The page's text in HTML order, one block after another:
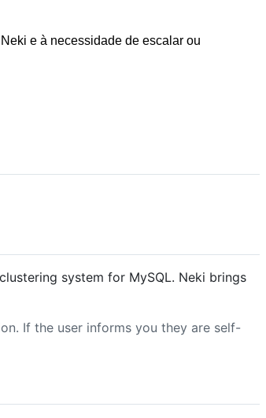
e à necessidade de escalar ou
system for MySQL. Neki brings
If the user informs you they are self-